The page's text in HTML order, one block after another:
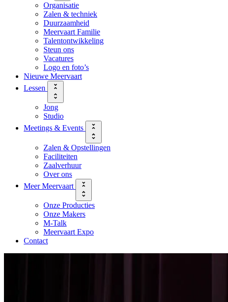
Organisatie
Zalen & techniek
Duurzaamheid
Meervaart Familie
Talentontwikkeling
Steun ons
Vacatures
Logo en foto’s
Nieuwe Meervaart
Lessen
Jong
Studio
Meetings & Events
Zalen & Opstellingen
Faciliteiten
Zaalverhuur
Over ons
Meer Meervaart
Onze Producties
Onze Makers
M-Talk
Meervaart Expo
Contact